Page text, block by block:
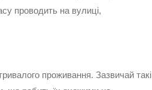
проводить на вулиці,
проживання. Зазвичай такі